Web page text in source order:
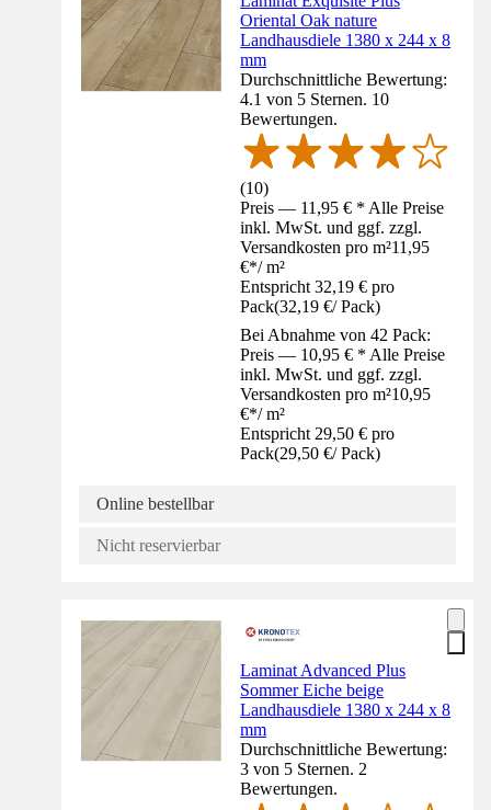
Oriental Oak nature
Landhausdiele 1380 x 244 x 8
mm
Durchschnittliche Bewertung:
4.1 von 5 Sternen. 10
Bewertungen.
(10)
Preis — 11,95 € * Alle Preise
inkl. MwSt. und ggf. zzgl.
Versandkosten pro m²11,95
€*/ m²
Entspricht 32,19 € pro
Pack(32,19 €/ Pack)
Bei Abnahme von 42 Pack:
Preis — 10,95 € * Alle Preise
inkl. MwSt. und ggf. zzgl.
Versandkosten pro m²10,95
€*/ m²
Entspricht 29,50 € pro
Pack(29,50 €/ Pack)
Online bestellbar
Nicht reservierbar
Laminat Advanced Plus
Sommer Eiche beige
Landhausdiele 1380 x 244 x 8
mm
Durchschnittliche Bewertung:
3 von 5 Sternen. 2
Bewertungen.